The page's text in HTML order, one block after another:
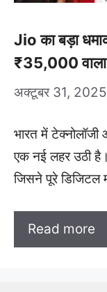
Jio का बड़ा
₹35,000
अक्टूबर 31, 2025
भारत में
एक नई लहर उठी
जिसने पूरे डिजिटल
Read more